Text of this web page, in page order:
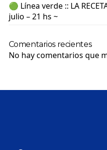
🟢 Línea verde :: LA
julio – 21 hs ~
Comentarios recientes
No hay comentarios que